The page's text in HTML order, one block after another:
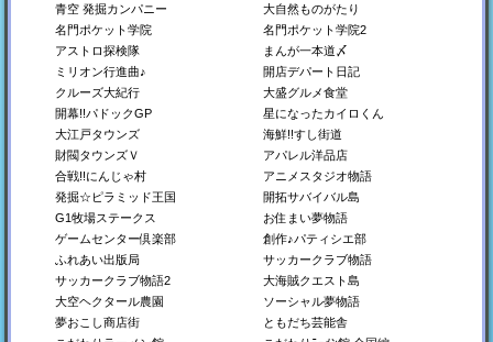
PS4
Xbox
PS4
Xbox
洞窟ぼうけん団
地下世界を開拓しよう！
Switch
Steam
PS4
夢を叶える都市開発SLG
TVスタジオ物語
テレビ番組をつくろう！
Switch
Steam
PS4
Xbox
青空 発掘カンパニー
大自然ものがたり
名門ポケット学院
名門ポケット学院2
アストロ探検隊
まんが一本道〆
ミリオン行進曲♪
開店デパート日記
クルーズ大紀行
大盛グルメ食堂
開幕!!パドックGP
星になったカイロくん
大江戸タウンズ
海鮮!!すし街道
財閥タウンズＶ
アパレル洋品店
合戦!!にんじゃ村
アニメスタジオ物語
発掘☆ピラミッド王国
開拓サバイバル島
G1牧場ステークス
お住まい夢物語
ゲームセンター倶楽部
創作♪パティシエ部
ふれあい出版局
サッカークラブ物語
サッカークラブ物語2
大海賊クエスト島
大空ヘクタール農園
ソーシャル夢物語
夢おこし商店街
ともだち芸能舎